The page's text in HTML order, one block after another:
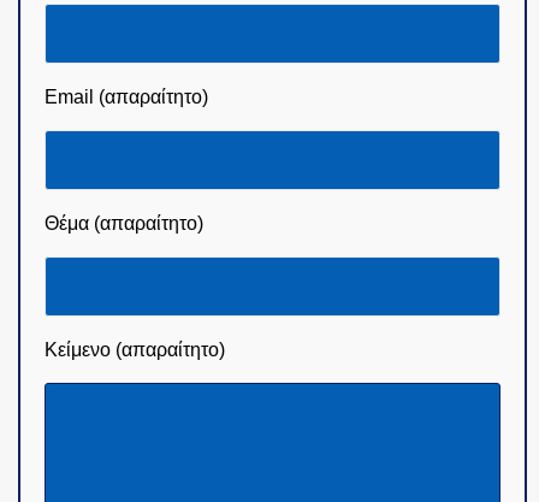
Email (απαραίτητο)
Θέμα (απαραίτητο)
Κείμενο (απαραίτητο)